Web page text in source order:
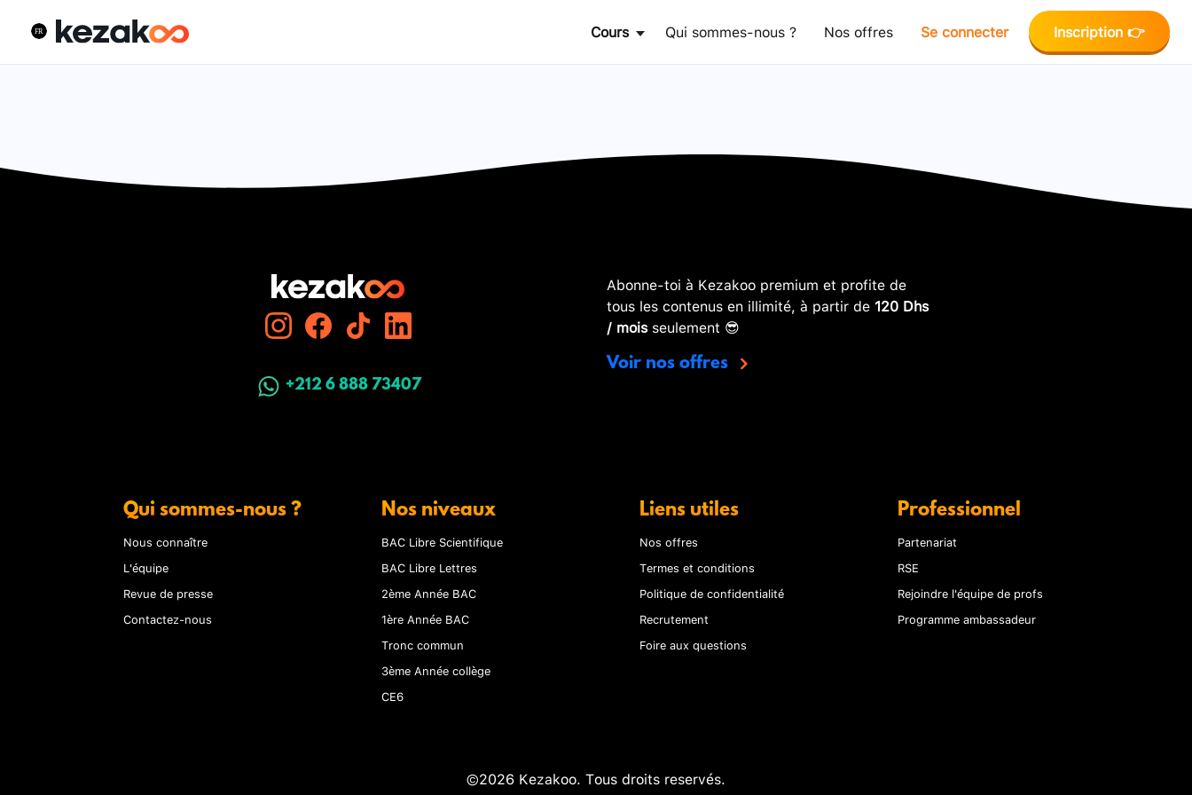
Cours Qui sommes-nous ? Nos offres Se connecter Inscription 👉
+212 6 888 73407
Abonne-toi à Kezakoo premium et profite de
tous les contenus en illimité, à partir de 120 Dhs
/ moisseulement 😎
Voir nos offres
Qui sommes-nous ?
Nous connaître
L'équipe
Revue de presse
Contactez-nous
Nos niveaux
BAC Libre Scientifique
BAC Libre Lettres
2ème Année BAC
1ère Année BAC
Tronc commun
3ème Année collège
CE6
Liens utiles
Nos offres
Termes et conditions
Politique de confidentialité
Recrutement
Foire aux questions
Professionnel
Partenariat
RSE
Rejoindre l'équipe de profs
Programme ambassadeur
©2026 Kezakoo. Tous droits reservés.